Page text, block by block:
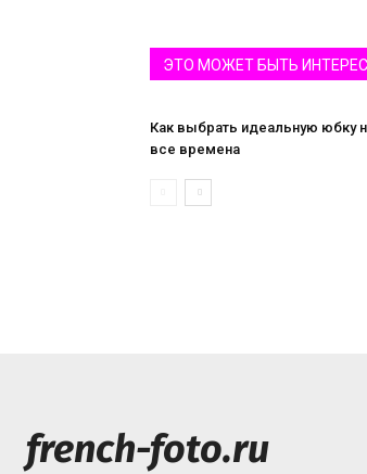
ЭТО МОЖЕТ БЫТЬ
Как выбрать идеальную юбку
все времена
french-foto.ru